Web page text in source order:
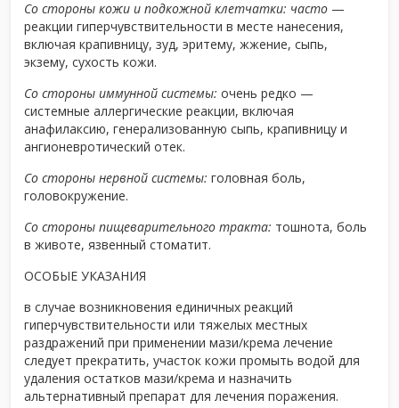
Со стороны кожи и подкожной клетчатки: часто —
реакции гиперчувствительности в месте нанесения,
включая крапивницу, зуд, эритему, жжение, сыпь,
экзему, сухость кожи.
Со стороны иммунной системы: очень редко —
системные аллергические реакции, включая
анафилаксию, генерализованную сыпь, крапивницу и
ангионевротический отек.
Со стороны нервной системы: головная боль,
головокружение.
Со стороны пищеварительного тракта: тошнота, боль
в животе, язвенный стоматит.
ОСОБЫЕ УКАЗАНИЯ
в случае возникновения единичных реакций
гиперчувствительности или тяжелых местных
раздражений при применении мази/крема лечение
следует прекратить, участок кожи промыть водой для
удаления остатков мази/крема и назначить
альтернативный препарат для лечения поражения.